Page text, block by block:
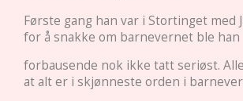
Første gang han var i Stortinget med
for å snakke om barnevernet ble han
forbausende nok ikke tatt seriøst.
at alt er i skjønneste orden i